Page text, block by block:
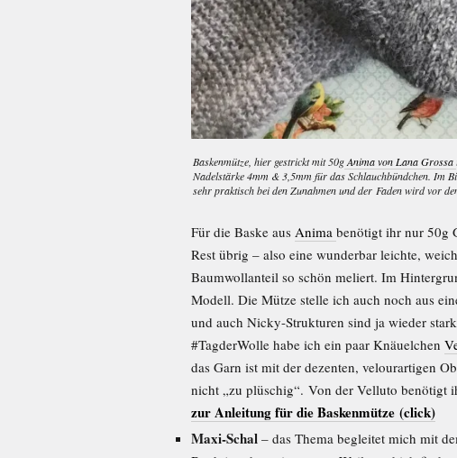
Baskenmütze, hier gestrickt mit 50gAnima von Lana Grossa
Nadelstärke 4mm & 3,5mm für das Schlauchbündchen. Im
sehr praktisch bei den Zunahmen und der Faden wird vor
Für die Baske aus Anima benötigt ihr nur 50g
Rest übrig – also eine wunderbar leichte,
Baumwollanteil so schön meliert. Im
Modell. Die Mütze stelle ich auch noch aus
und auch Nicky-Strukturen sind ja wieder
#TagderWolle habe ich ein paar Knäuelchen
das Garn ist mit der dezenten, velourartigen
nicht „zu plüschig“. Von der Velluto benötigt
zur Anleitung für die Baskenmütze (click)
Maxi-Schal – das Thema begleitet mich mit